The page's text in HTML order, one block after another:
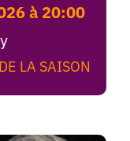
à 20:00
LA SAISON